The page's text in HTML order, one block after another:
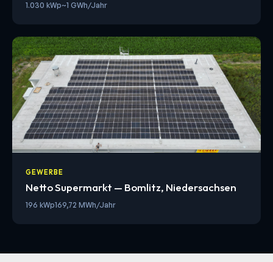
1.030 kWp~1 GWh/Jahr
GEWERBE
Netto Supermarkt — Bomlitz, Niedersachsen
196 kWp169,72 MWh/Jahr